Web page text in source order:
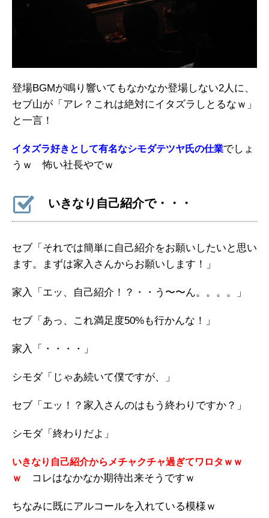
登場BGMが鳴り響いてもなかなか登場しない2人に、
セブ山が「アレ？これは絶対にイタズラしとるなｗ」
と一言！
イタズラ好きとして有名なシモダテツヤ氏の仕業でしょ
うｗ 怖い社長やでｗ
いきなり自己紹介で・・・
セブ「それでは簡単に自己紹介をお願いしたいと思い
ます。まずは家入さんからお願いします！」
家入「エッ、自己紹介！？・・う〜〜ん。。。。」
セブ「あっ、これ満足度50%も行かんな！」
家入「・・・・」
シモダ「じゃあ続いて僕ですが、」
セブ「エッ！？家入さんのはもう終わりですか？」
シモダ「終わりだよ」
いきなり自己紹介からメチャクチャ過ぎてワロタｗｗ
ｗ
コレはなかなか期待出来そうですｗ
ちなみに既にアルコールを入れている模様ｗ